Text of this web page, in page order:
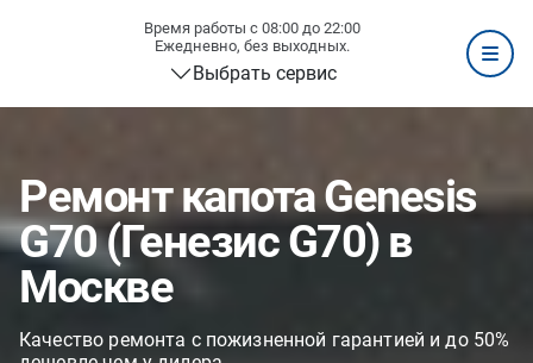
Время работы с 08:00 до 22:00
Ежедневно, без выходных.
Выбрать сервис
Ремонт капота Genesis
G70 (Генезис G70) в
Москве
Качество ремонта с пожизненной гарантией и до 50%